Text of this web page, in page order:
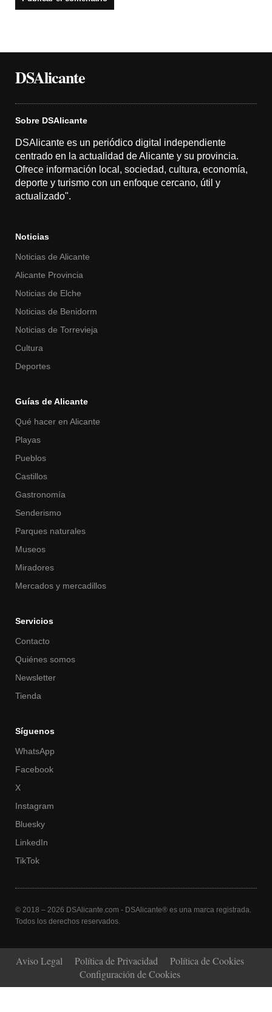
DSAlicante
Sobre DSAlicante
DSAlicante es un periódico digital independiente
centrado en la actualidad de Alicante y su provincia.
Ofrece información local, sociedad, cultura, economía,
deporte y turismo con un enfoque cercano, útil y
actualizado".
Noticias
Noticias de Alicante
Alicante Provincia
Noticias de Elche
Noticias de Benidorm
Noticias de Torrevieja
Cultura
Deportes
Guías de Alicante
Qué hacer en Alicante
Playas
Pueblos
Castillos
Gastronomía
Senderismo
Parques naturales
Museos
Miradores
Mercados y mercadillos
Servicios
Contacto
Quiénes somos
Newsletter
Tienda
Síguenos
WhatsApp
Facebook
X
Instagram
Bluesky
LinkedIn
TikTok
© 2018 – 2026 DSAlicante.com - DSAlicante® es una marca registrada.
Todos los derechos reservados.
Aviso Legal Política de Privacidad
Política de Cookies
Configuración de Cookies